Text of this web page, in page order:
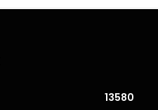
13580